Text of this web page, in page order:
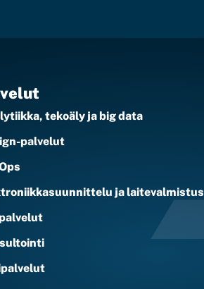
tekoäly ja big data
palvelut
ja laitevalmistus